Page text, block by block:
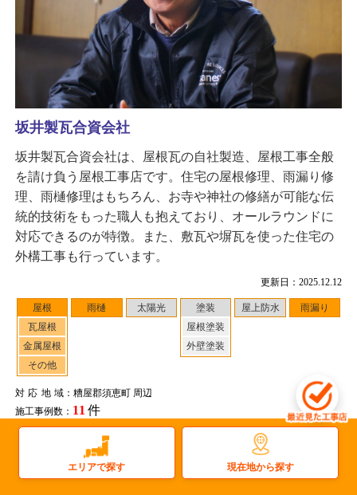
更新日：2025.12.12
屋根
瓦屋根
金属屋根
その他
雨樋 太陽光
塗装
屋根塗装
外壁塗装
屋上防水 雨漏り
対応地域：糟屋郡須恵町 周辺
施工事例数： 11 件
工事店住所：福岡県久留米市城島町大依
坂井製瓦合資会社
坂井製瓦合資会社は、屋根瓦の自社製造、屋根工事全般
を請け負う屋根工事店です。住宅の屋根修理、雨漏り修
理、雨樋修理はもちろん、お寺や神社の修繕が可能な伝
統的技術をもった職人も抱えており、オールラウンドに
対応できるのが特徴。また、敷瓦や塀瓦を使った住宅の
外構工事も行っています。
エリアで探す 現在地から探す